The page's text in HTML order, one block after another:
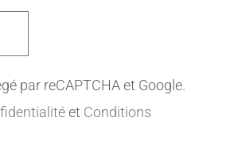
par reCAPTCHA et Google.
et Conditions